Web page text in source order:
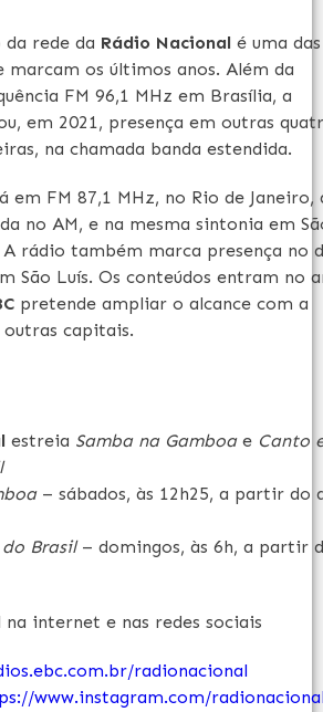
da rede da Rádio Nacional é uma das
marcam os últimos anos. Além da
FM 96,1 MHz em Brasília, a
em 2021, presença em outras
na chamada banda estendida.
em FM 87,1 MHz, no Rio de Janeiro,
no AM, e na mesma sintonia em
A rádio também marca presença no
São Luís. Os conteúdos entram no
pretende ampliar o alcance com a
capitais.
estreia Samba na Gamboae Canto
– sábados, às 12h25, a partir do
Brasil– domingos, às 6h, a partir
na internet e nas redes sociais
radionacional
www.instagram.com/